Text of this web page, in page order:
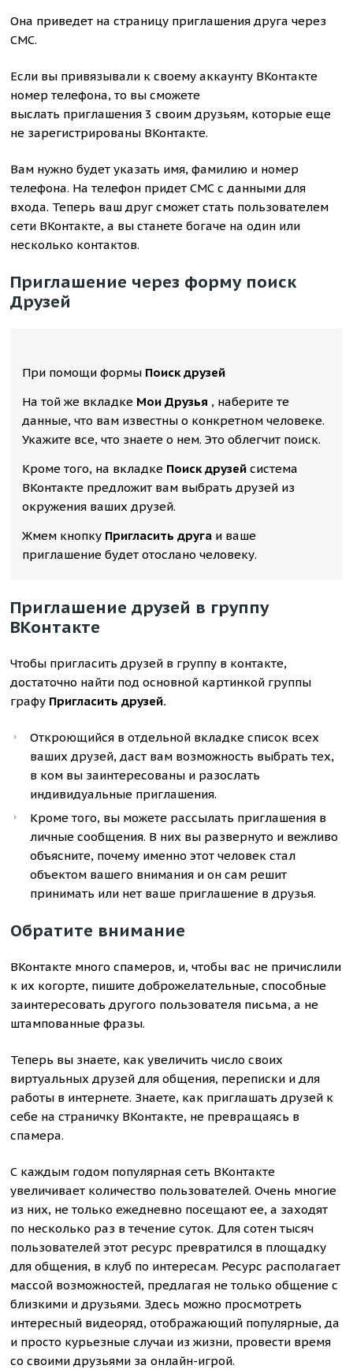
Она приведет на страницу приглашения друга через
СМС.
Если вы привязывали к своему аккаунту ВКонтакте
номер телефона, то вы сможете
выслать приглашения 3 своим друзьям, которые еще
не зарегистрированы ВКонтакте.
Вам нужно будет указать имя, фамилию и номер
телефона. На телефон придет СМС с данными для
входа. Теперь ваш друг сможет стать пользователем
сети ВКонтакте, а вы станете богаче на один или
несколько контактов.
Приглашение через форму поиск
Друзей
При помощи формы Поиск друзей
На той же вкладке Мои Друзья , наберите те
данные, что вам известны о конкретном человеке.
Укажите все, что знаете о нем. Это облегчит поиск.
Кроме того, на вкладке Поиск друзейсистема
ВКонтакте предложит вам выбрать друзей из
окружения ваших друзей.
Жмем кнопку Пригласить друга и ваше
приглашение будет отослано человеку.
Приглашение друзей в группу
ВКонтакте
Чтобы пригласить друзей в группу в контакте,
достаточно найти под основной картинкой группы
графу Пригласить друзей.
Откроющийся в отдельной вкладке список всех
ваших друзей, даст вам возможность выбрать тех,
в ком вы заинтересованы и разослать
индивидуальные приглашения.
Кроме того, вы можете рассылать приглашения в
личные сообщения. В них вы развернуто и вежливо
объясните, почему именно этот человек стал
объектом вашего внимания и он сам решит
принимать или нет ваше приглашение в друзья.
Обратите внимание
ВКонтакте много спамеров, и, чтобы вас не причислили
к их когорте, пишите доброжелательные, способные
заинтересовать другого пользователя письма, а не
штампованные фразы.
Теперь вы знаете, как увеличить число своих
виртуальных друзей для общения, переписки и для
работы в интернете. Знаете, как приглашать друзей к
себе на страничку ВКонтакте, не превращаясь в
спамера.
С каждым годом популярная сеть ВКонтакте
увеличивает количество пользователей. Очень многие
из них, не только ежедневно посещают ее, а заходят
по несколько раз в течение суток. Для сотен тысяч
пользователей этот ресурс превратился в площадку
для общения, в клуб по интересам. Ресурс располагает
массой возможностей, предлагая не только общение с
близкими и друзьями. Здесь можно просмотреть
интересный видеоряд, отображающий популярные, да
и просто курьезные случаи из жизни, провести время
со своими друзьями за онлайн-игрой.